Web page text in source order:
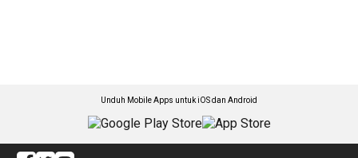
Unduh Mobile Apps untuk iOS dan Android